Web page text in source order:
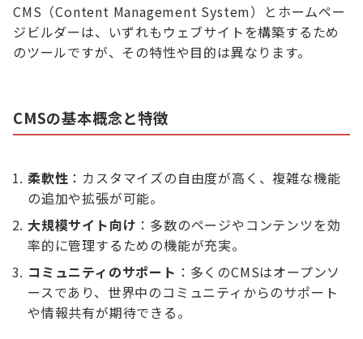
CMS（Content Management System）とホームペー
ジビルダーは、いずれもウェブサイトを構築するため
のツールですが、その特性や目的は異なります。
CMSの基本概念と特徴
柔軟性 ：カスタマイズの自由度が高く、複雑な機能
の追加や拡張が可能。
大規模サイト向け ：多数のページやコンテンツを効
率的に管理するための機能が充実。
コミュニティのサポート ：多くのCMSはオープンソ
ースであり、世界中のコミュニティからのサポート
や情報共有が期待できる。